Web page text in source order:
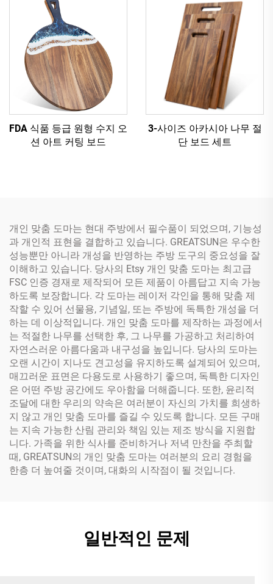
FDA 식품 등급 원형 수지 오
션 아트 커팅 보드
3-사이즈 아카시아 나무 절
단 보드 세트
개인 맞춤 도마는 현대 주방에서 필수품이 되었으며, 기능성
과 개인적 표현을 결합하고 있습니다. GREATSUN은 우수한
성능뿐만 아니라 개성을 반영하는 주방 도구의 중요성을 잘
이해하고 있습니다. 당사의 Etsy 개인 맞춤 도마는 최고급
FSC 인증 경재로 제작되어 모든 제품이 아름답고 지속 가능
하도록 보장합니다. 각 도마는 레이저 각인을 통해 맞춤 제
작할 수 있어 선물용, 기념일, 또는 주방에 독특한 개성을 더
하는 데 이상적입니다. 개인 맞춤 도마를 제작하는 과정에서
는 적절한 나무를 선택한 후, 그 나무를 가공하고 처리하여
자연스러운 아름다움과 내구성을 높입니다. 당사의 도마는
오랜 시간이 지나도 견고성을 유지하도록 설계되어 있으며,
매끄러운 표면은 다용도로 사용하기 좋으며, 독특한 디자인
은 어떤 주방 공간에도 우아함을 더해줍니다. 또한, 윤리적
조달에 대한 우리의 약속은 여러분이 자신의 가치를 희생하
지 않고 개인 맞춤 도마를 즐길 수 있도록 합니다. 모든 구매
는 지속 가능한 산림 관리와 책임 있는 제조 방식을 지원합
니다. 가족을 위한 식사를 준비하거나 저녁 만찬을 주최할
때, GREATSUN의 개인 맞춤 도마는 여러분의 요리 경험을
한층 더 높여줄 것이며, 대화의 시작점이 될 것입니다.
일반적인 문제